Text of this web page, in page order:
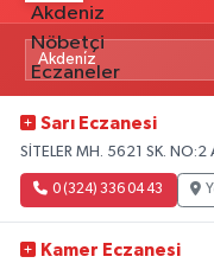
Sarı Eczanesi
SİTELER MH. 5621 SK.
0 (324) 336 04 43
Kamer Eczanesi